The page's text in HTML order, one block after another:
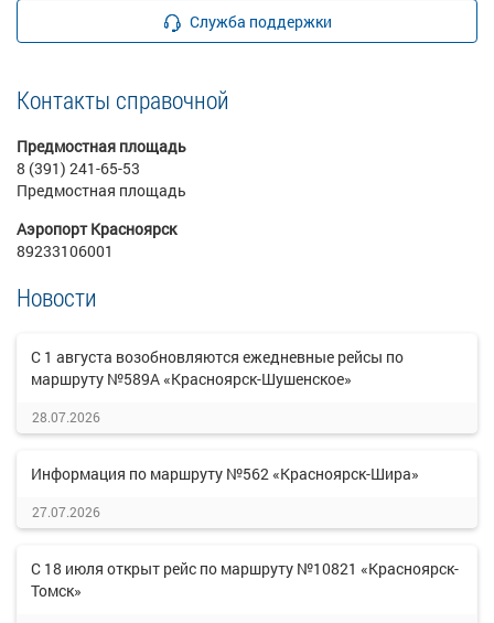
Служба поддержки
Контакты справочной
Предмостная площадь
8 (391) 241-65-53
Предмостная площадь
Аэропорт Красноярск
89233106001
Новости
С 1 августа возобновляются ежедневные рейсы по
маршруту №589А «Красноярск-Шушенское»
28.07.2026
Информация по маршруту №562 «Красноярск-Шира»
27.07.2026
С 18 июля открыт рейс по маршруту №10821 «Красноярск-
Томск»